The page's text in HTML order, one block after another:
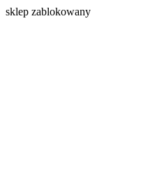
sklep zablokowany